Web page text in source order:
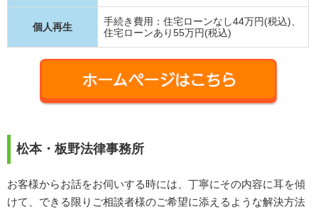
個人再生
手続き費用：住宅ローンなし44万円(税込)、
住宅ローンあり55万円(税込)
松本・板野法律事務所
お客様からお話をお伺いする時には、丁寧にその内容に耳を傾
けて、できる限りご相談者様のご希望に添えるような解決方法